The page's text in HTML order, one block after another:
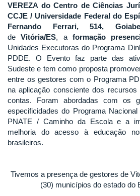
VEREZA do Centro de Ciências
CCJE / Universidade Federal do
Fernando Ferrari, 514,
deVitória/ES, a formação
Unidades Executoras do Programa
PDDE. O Evento faz parte das
Sudeste e tem como proposta
entre os gestores com o Programa
na aplicação consciente dos
contas. Foram abordadas com os
especificidades do Programa
PNATE / Caminho da Escola e a
melhoria do acesso à educação
brasileiros.
Tivemos a presença de gestores de
(30) municípios do estado do